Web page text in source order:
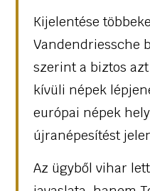
Kijelentése
Vandendriessche
szerint a biztos
kívüli népek
európai népek
újranépesítést
Az ügyből vihar